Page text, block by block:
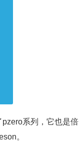
系列，它也是倍
。